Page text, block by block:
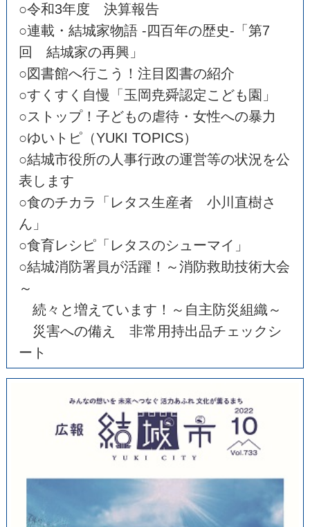
○令和3年度 決算報告
○連載・結城家物語 -四百年の歴史-「第7
回 結城家の再興」
○図書館へ行こう！注目図書の紹介
○すくすく自慢「玉岡尭舜認定こども園」
○ストップ！子どもの虐待・女性への暴力
○ゆいトピ（YUKI TOPICS）
○結城市役所の人事行政の運営等の状況を公
表します
○食のチカラ「レタス生産者 小川直樹さ
ん」
○食育レシピ「レタスのシューマイ」
○結城消防署員が活躍！～消防救助技術大会
～
続々と増えています！～自主防災組織～
災害への備え 非常用持出品チェックシ
ート